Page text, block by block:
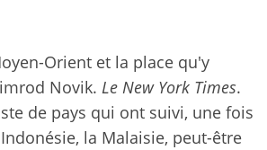
Orient et la place qu'y
Novik. Le New York Times.
de pays qui ont suivi, une fois
la Malaisie, peut-être